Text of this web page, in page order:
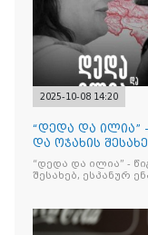
2025-10-08 14:20
“დედა და ილია”
და ოჯახის
“დედა და ილია” -
შესახებ, ესპანურ